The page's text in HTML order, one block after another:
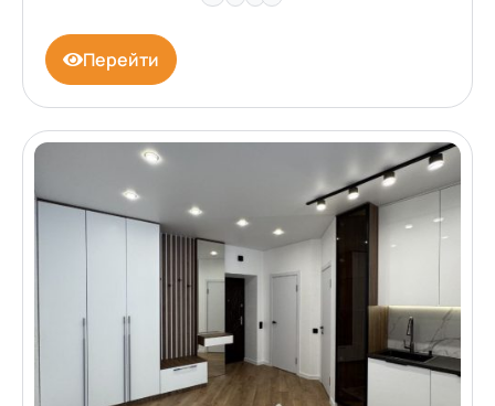
Перейти